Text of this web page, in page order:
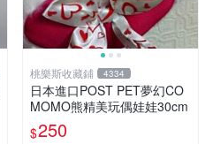
桃樂斯收藏鋪 4334
日本進口POST PET夢幻CO
MOMO熊精美玩偶娃娃30cm
$250